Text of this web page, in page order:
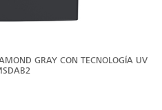
GRAY CON TECNOLOGÍA UV